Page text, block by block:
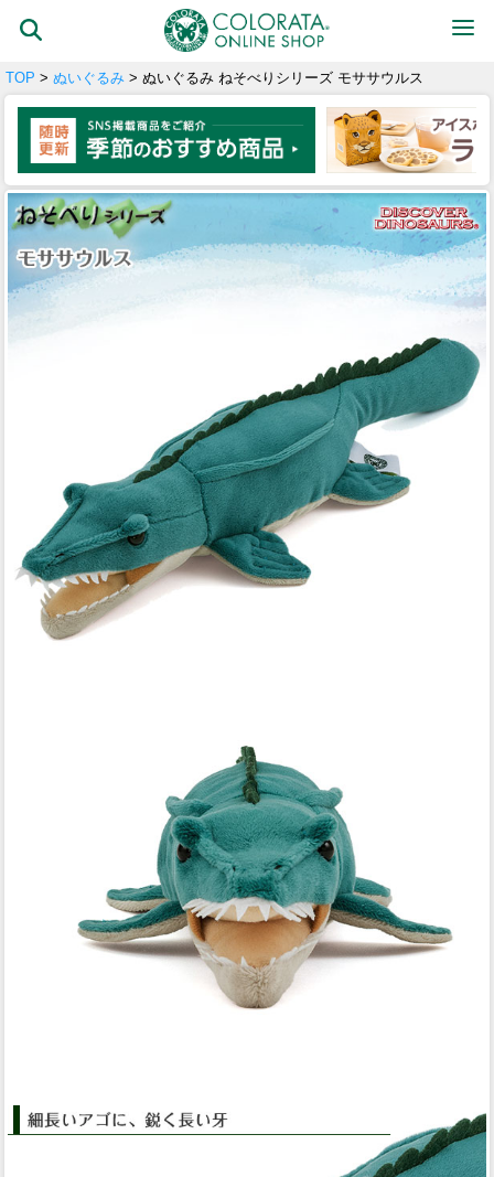
TOP > ぬいぐるみ > ぬいぐるみ ねそべりシリーズ モササウルス